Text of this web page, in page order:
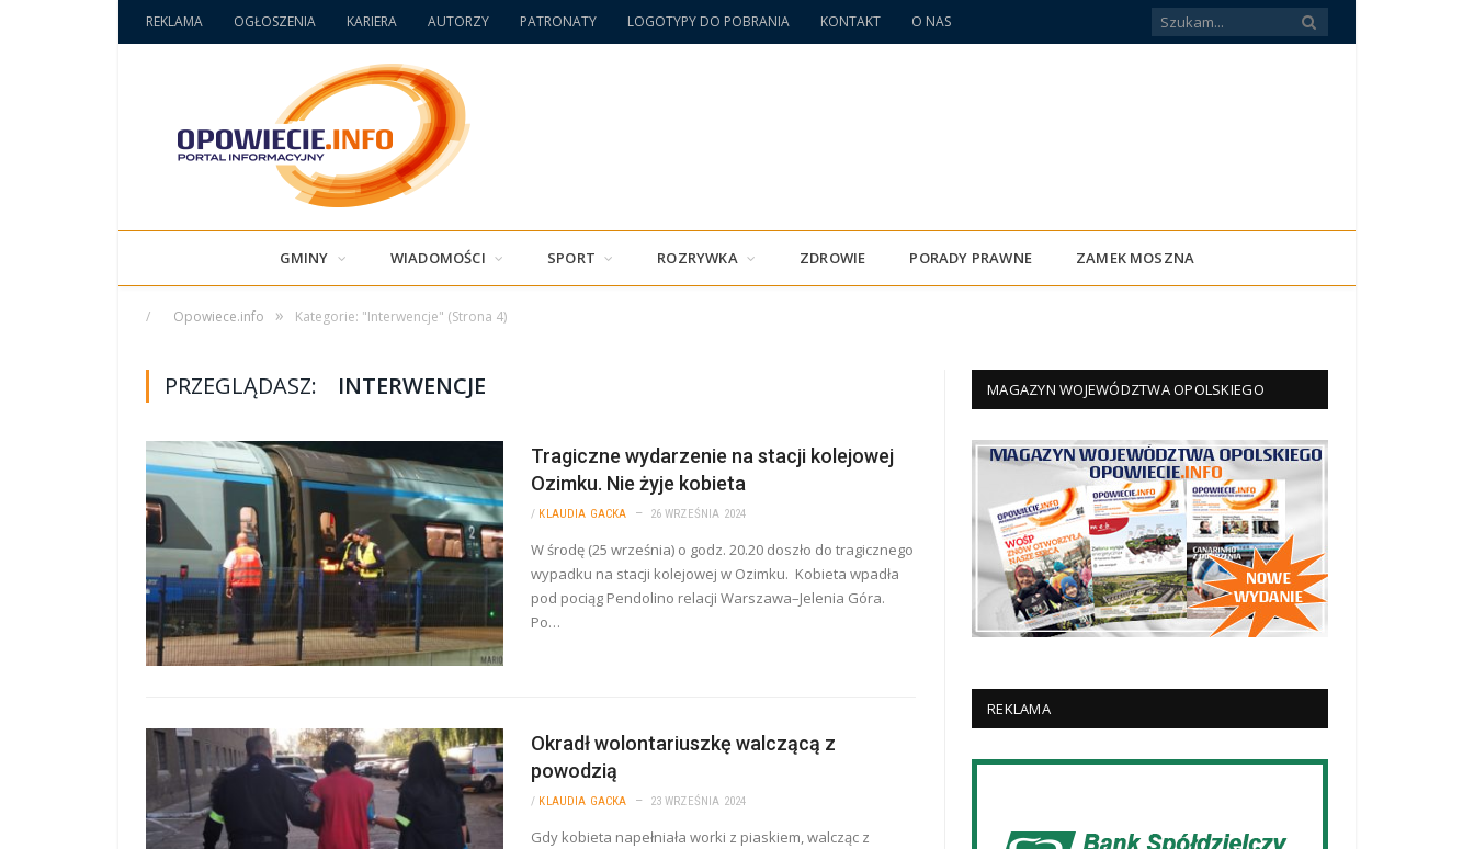
REKLAMA OGŁOSZENIA KARIERA AUTORZY PATRONATY LOGOTYPY DO POBRANIA KONTAKT O NAS
GMINY WIADOMOŚCI SPORT ROZRYWKA ZDROWIE PORADY PRAWNE ZAMEK MOSZNA
/ Opowiece.info » Kategorie: "Interwencje" (Strona 4)
PRZEGLĄDASZ: INTERWENCJE
Tragiczne wydarzenie na stacji kolejowej
Ozimku. Nie żyje kobieta
/ KLAUDIA GACKA 26 WRZEŚNIA 2024
W środę (25 września) o godz. 20.20 doszło do tragicznego
wypadku na stacji kolejowej w Ozimku. Kobieta wpadła
pod pociąg Pendolino relacji Warszawa–Jelenia Góra.
Po…
Okradł wolontariuszkę walczącą z
powodzią
/ KLAUDIA GACKA 23 WRZEŚNIA 2024
Gdy kobieta napełniała worki z piaskiem, walcząc z
MAGAZYN WOJEWÓDZTWA OPOLSKIEGO
REKLAMA